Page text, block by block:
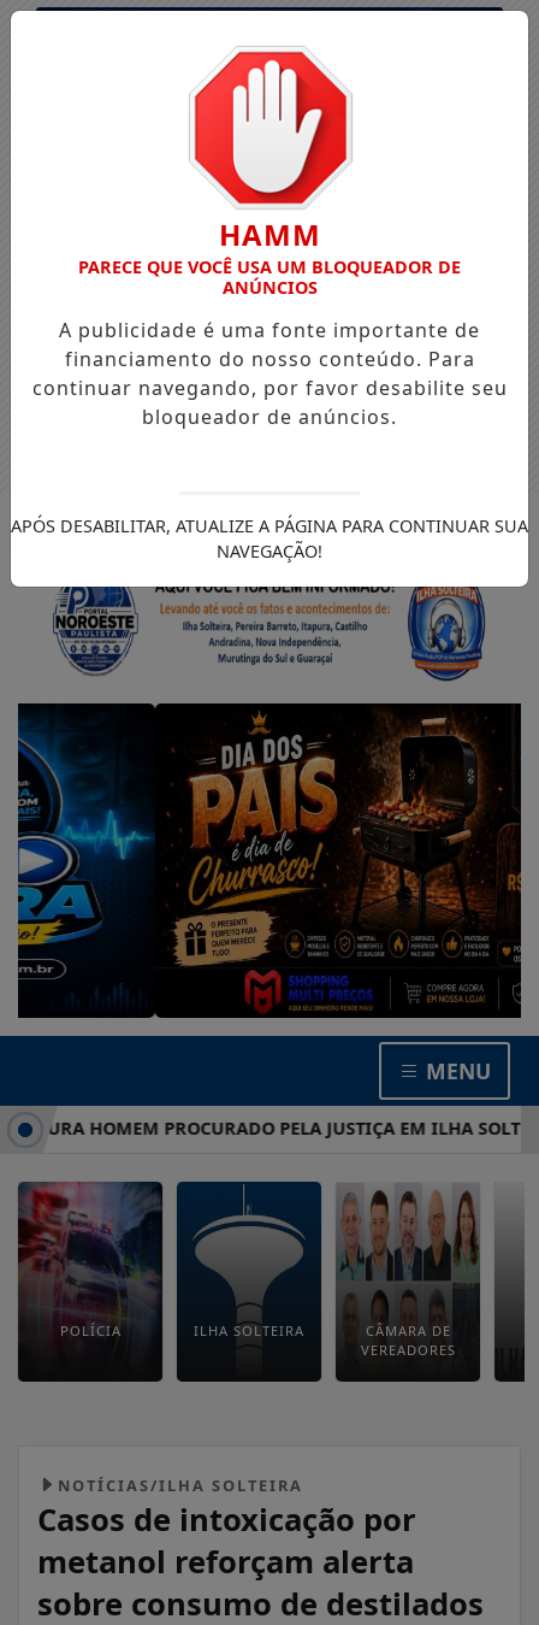
Entrar
MENU
HOMEM PROCURADO PELA JUSTIÇA EM ILHA SOLTEIRA
POLÍCIA ILHA SOLTEIRA
CÂMARA DE
VEREADORES
NOTÍCIAS/ILHA SOLTEIRA
Casos de intoxicação por
metanol reforçam alerta
sobre consumo de destilados
HAMM
PARECE QUE VOCÊ USA UM BLOQUEADOR DE
ANÚNCIOS
A publicidade é uma fonte importante de
financiamento do nosso conteúdo. Para
continuar navegando, por favor desabilite seu
bloqueador de anúncios.
APÓS DESABILITAR, ATUALIZE A PÁGINA PARA CONTINUAR SUA
NAVEGAÇÃO!